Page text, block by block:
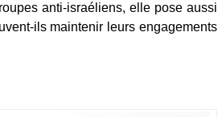
anti-israéliens, elle pose aussi
ils maintenir leurs engagements